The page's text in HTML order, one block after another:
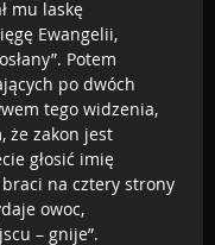
mu laskę
Ewangelii,
Potem
po dwóch
tego widzenia,
że zakon jest
głosić imię
braci na cztery strony
owoc,
– gnije”.